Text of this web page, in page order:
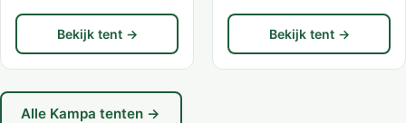
Bekijk tent → Bekijk tent →
Alle Kampa tenten →